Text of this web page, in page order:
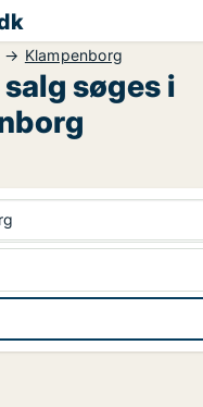
Klampenborg
søges i